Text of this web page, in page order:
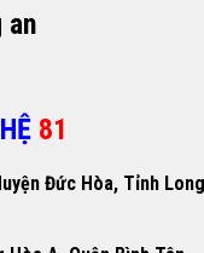
an
81
Đức Hòa, Tỉnh Long